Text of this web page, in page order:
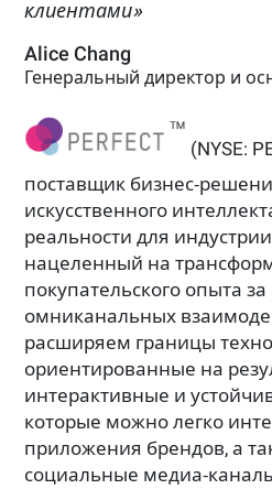
(NYSE:
поставщик
искусственного
реальности для
нацеленный на
покупательского опыта
омниканальных
расширяем границы
ориентированные на
интерактивные и
которые можно легко
приложения брендов, а
социальные
клиентами»
Alice Chang
Генеральный директор и